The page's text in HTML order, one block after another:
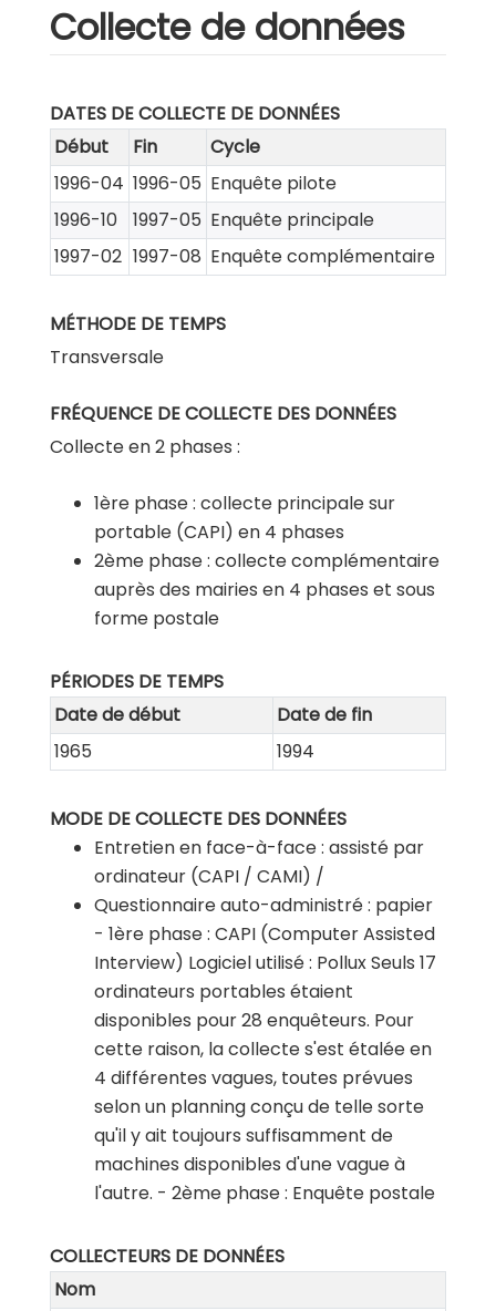
Collecte de données
DATES DE COLLECTE DE DONNÉES
Début
Fin
Cycle
1996-04 1996-05 Enquête pilote
1996-10
1997-05 Enquête principale
1997-02 1997-08 Enquête complémentaire
MÉTHODE DE TEMPS
Transversale
FRÉQUENCE DE COLLECTE DES DONNÉES
Collecte en 2 phases :
1ère phase : collecte principale sur
portable (CAPI) en 4 phases
2ème phase : collecte complémentaire
auprès des mairies en 4 phases et sous
forme postale
PÉRIODES DE TEMPS
Date de début
Date de fin
1965
1994
MODE DE COLLECTE DES DONNÉES
Entretien en face-à-face : assisté par
ordinateur (CAPI / CAMI) /
Questionnaire auto-administré : papier
- 1ère phase : CAPI (Computer Assisted
Interview) Logiciel utilisé : PolluxSeuls 17
ordinateurs portables étaient
disponibles pour 28 enquêteurs. Pour
cette raison, la collecte s'est étalée en
4 différentes vagues, toutes prévues
selon un planning conçu de telle sorte
qu'il y ait toujours suffisamment de
machines disponibles d'une vague à
l'autre. - 2ème phase : Enquête postale
COLLECTEURS DE DONNÉES
Nom